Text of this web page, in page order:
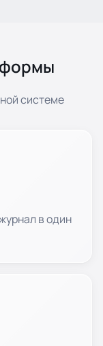
системе
в один